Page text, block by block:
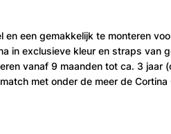
een gemakkelijk te monteren
in exclusieve kleur en straps van
vanaf 9 maanden tot ca. 3 jaar
met onder de meer de Cortina